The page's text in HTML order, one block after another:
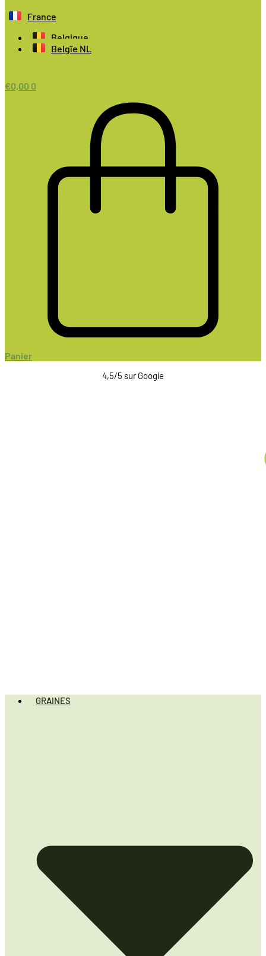
France
Belgique
Belgïe NL
€0,00 0
Panier
4,5/5 sur Google
GRAINES